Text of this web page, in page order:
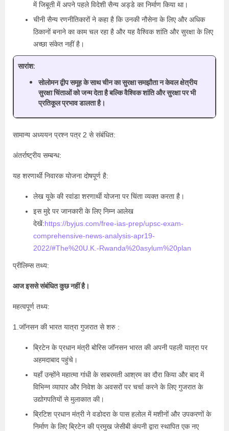
में जिबूती में अपने पहले विदेशी सैन्य अड्डे का निर्माण किया था।
चीनी सैन्य रणनीतिकारों ने कहा है कि उनकी नौसेना के लिए और अधिक
ठिकानों बनाने का काम चल रहा है और यह वैश्विक शांति और सुरक्षा के लिए
अच्छा संकेत नहीं है।
सारांश:
सोलोमन द्वीप समूह के साथ चीन का सुरक्षा समझौता न केवल क्षेत्रीय
सुरक्षा चिंताओं को जन्म देता है बल्कि वैश्विक शांति और सुरक्षा पर भी
प्रतिकूल प्रभाव डालता है।
सामान्य अध्ययन प्रश्न पत्र 2 से संबंधित:
अंतर्राष्ट्रीय सम्बन्ध:
यह शरणार्थी निवारक योजना दोषपूर्ण है:
लेख यूके की रवांडा शरणार्थी योजना पर चिंता व्यक्त करता है।
इस मुद्दे पर जानकारी के लिए निम्न आलेख
देखें:https://byjus.com/free-ias-prep/upsc-exam-
comprehensive-news-analysis-apr19-
2022/#The%20U.K.-Rwanda%20asylum%20plan
प्रीलिम्स तथ्य:
आज इससे संबंधित कुछ नहीं है।
महत्वपूर्ण तथ्य:
1.जॉनसन की भारत यात्रा गुजरात से शरु :
ब्रिटेन के प्रधान मंत्री बोरिस जॉनसन भारत की अपनी पहली यात्रा पर
अहमदाबाद पहुंचे।
यहाँ उन्होंने महात्मा गांधी के साबरमती आश्रम का दौरा किया और बाद में
विभिन्न व्यापार और निवेश के अवसरों पर चर्चा करने के लिए गुजरात के
उद्योगपतियों से मुलाकात की।
ब्रिटिश प्रधान मंत्री ने वडोदरा के पास हलोल में मशीनों और उपकरणों के
निर्माण के लिए ब्रिटेन की प्रमुख जेसीबी कंपनी द्वारा स्थापित एक नए